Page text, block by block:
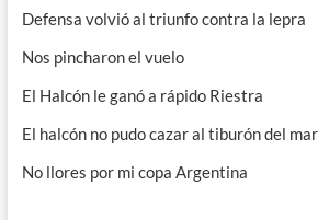
Defensa volvió al triunfo contra la lepra
Nos pincharon el vuelo
El Halcón le ganó a rápido Riestra
El halcón no pudo cazar al tiburón del mar
No llores por mi copa Argentina